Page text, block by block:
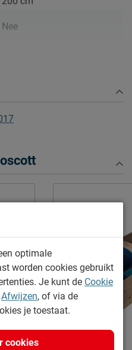
Nee
Niet mogelijk
matras
wit
massief grenen
doekje
2 jaar garantie volgens CBW
voorwaarden
niet inbegrepen
optimale
worden cookies gebruikt
Je kunt de Cookie
Afwijzen, of via de
je toestaat.
cookies